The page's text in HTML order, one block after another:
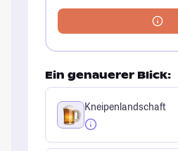
Ein genauerer Blick:
Kneipenlandschaft